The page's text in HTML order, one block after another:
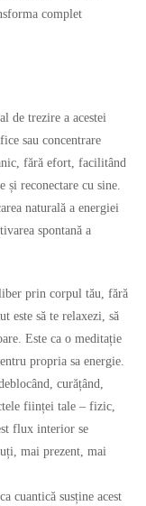
complet
de trezire a acestei
sau concentrare
fără efort, facilitând
și reconectare cu sine.
naturală a energiei
spontană a
prin corpul tău, fără
este să te relaxezi, să
Este ca o meditație
propria sa energie.
curățând,
ființei tale – fizic,
flux interior se
mai prezent, mai
cuantică susține acest